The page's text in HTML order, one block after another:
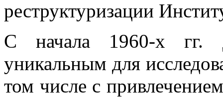
реструктуризации
С начала 1960-х гг.
уникальным для
том числе с